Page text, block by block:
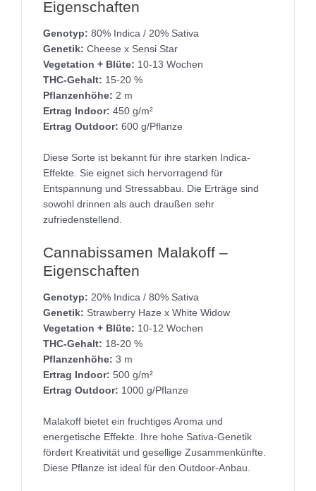
Eigenschaften
Genotyp: 80% Indica / 20% Sativa
Genetik: Cheese x Sensi Star
Vegetation + Blüte: 10-13 Wochen
THC-Gehalt: 15-20 %
Pflanzenhöhe: 2 m
Ertrag Indoor: 450 g/m²
Ertrag Outdoor: 600 g/Pflanze
Diese Sorte ist bekannt für ihre starken Indica-
Effekte. Sie eignet sich hervorragend für
Entspannung und Stressabbau. Die Erträge sind
sowohl drinnen als auch draußen sehr
zufriedenstellend.
Cannabissamen Malakoff –
Eigenschaften
Genotyp: 20% Indica / 80% Sativa
Genetik: Strawberry Haze x White Widow
Vegetation + Blüte: 10-12 Wochen
THC-Gehalt: 18-20 %
Pflanzenhöhe: 3 m
Ertrag Indoor: 500 g/m²
Ertrag Outdoor: 1000 g/Pflanze
Malakoff bietet ein fruchtiges Aroma und
energetische Effekte. Ihre hohe Sativa-Genetik
fördert Kreativität und gesellige Zusammenkünfte.
Diese Pflanze ist ideal für den Outdoor-Anbau.